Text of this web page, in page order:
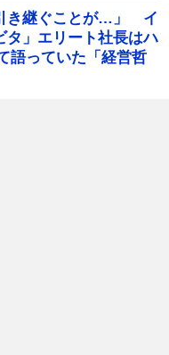
き継ぐことが…」 イ
タ」エリート社長はハ
語っていた「経営哲